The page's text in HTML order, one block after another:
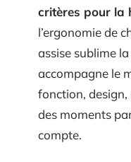
critères pour la
l’ergonomie de
assise sublime
accompagne le
fonction,
des moments
compte.